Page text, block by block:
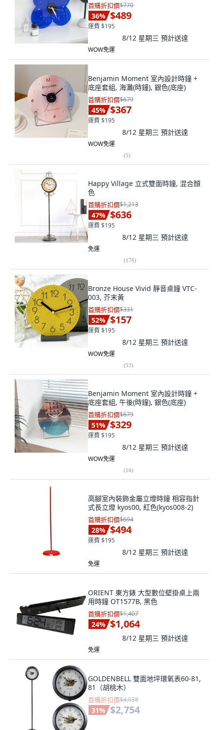
首購折扣價$770
36% $489
運費 $195
8/12 星期三 預計送達
WOW免運
Benjamin Moment 室內設計時鐘 +
底座套組, 海灘(時鐘), 銀色(底座)
首購折扣價$679
45% $367
運費 $195
8/12 星期三 預計送達
WOW免運
(5)
Happy Village 立式雙面時鐘, 混合顏
色
首購折扣價$1,213
47% $636
運費 $195
8/12 星期三 預計送達
免運
(176)
Bronze House Vivid 靜音桌鐘 VTC-
003, 芥末黃
首購折扣價$331
52% $157
運費 $195
8/12 星期三 預計送達
WOW免運
(53)
Benjamin Moment 室內設計時鐘 +
底座套組, 午後(時鐘), 銀色(底座)
首購折扣價$679
51% $329
運費 $195
8/12 星期三 預計送達
WOW免運
(16)
高腳室內裝飾金屬立燈時鐘 相容指針
式長立燈 kyos00, 紅色(kyos008-2)
首購折扣價$694
28% $494
運費 $195
8/12 星期三 預計送達
免運
ORIENT 東方錶 大型數位壁掛桌上兩
用時鐘 OT1577B, 黑色
首購折扣價$1,407
24% $1,064
8/12 星期三 預計送達
免運
GOLDENBELL 雙面地坪環氧表60-81,
81（胡桃木）
首購折扣價$4,038
31% $2,754